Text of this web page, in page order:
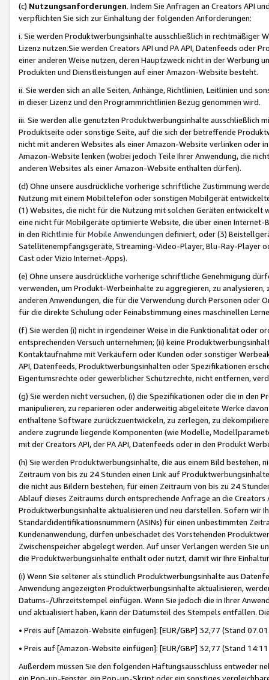
(c) Nutzungsanforderungen. Indem Sie Anfragen an Creators API
verpflichten Sie sich zur Einhaltung der folgenden Anforderungen:
i. Sie werden Produktwerbungsinhalte ausschließlich in rechtmäßiger
Lizenz nutzen.Sie werden Creators API und PA API, Datenfeeds oder
einer anderen Weise nutzen, deren Hauptzweck nicht in der Werbung
Produkten und Dienstleistungen auf einer Amazon-Website besteht.
ii. Sie werden sich an alle Seiten, Anhänge, Richtlinien, Leitlinien und
in dieser Lizenz und den Programmrichtlinien Bezug genommen wird.
iii. Sie werden alle genutzten Produktwerbungsinhalte ausschließlich
Produktseite oder sonstige Seite, auf die sich der betreffende
nicht mit anderen Websites als einer Amazon-Website verlinken oder
Amazon-Website lenken (wobei jedoch Teile Ihrer Anwendung, die
anderen Websites als einer Amazon-Website enthalten dürfen).
(d) Ohne unsere ausdrückliche vorherige schriftliche Zustimmung
Nutzung mit einem Mobiltelefon oder sonstigen Mobilgerät
(1) Websites, die nicht für die Nutzung mit solchen Geräten
eine nicht für Mobilgeräte optimierte Website, die über einen
in den Richtlinie für Mobile Anwendungen definiert, oder (3)
Satellitenempfangsgeräte, Streaming-Video-Player, Blu-Ray-Player
Cast oder Vizio Internet-Apps).
(e) Ohne unsere ausdrückliche vorherige schriftliche Genehmigung
verwenden, um Produkt-Werbeinhalte zu aggregieren, zu
anderen Anwendungen, die für die Verwendung durch Personen
für die direkte Schulung oder Feinabstimmung eines maschinellen
(f) Sie werden (i) nicht in irgendeiner Weise in die Funktionalität oder
entsprechenden Versuch unternehmen; (ii) keine
Kontaktaufnahme mit Verkäufern oder Kunden oder sonstiger
API, Datenfeeds, Produktwerbungsinhalten oder Spezifikationen
Eigentumsrechte oder gewerblicher Schutzrechte, nicht entfernen,
(g) Sie werden nicht versuchen, (i) die Spezifikationen oder die in
manipulieren, zu reparieren oder anderweitig abgeleitete Werke
enthaltene Software zurückzuentwickeln, zu zerlegen, zu
andere zugrunde liegende Komponenten (wie Modelle,
mit der Creators API, der PA API, Datenfeeds oder in den Produkt
(h) Sie werden Produktwerbungsinhalte, die aus einem Bild bestehen,
Zeitraum von bis zu 24 Stunden einen Link auf
die nicht aus Bildern bestehen, für einen Zeitraum von bis zu 24
Ablauf dieses Zeitraums durch entsprechende Anfrage an die
Produktwerbungsinhalte aktualisieren und neu darstellen. Sofern wir
Standardidentifikationsnummern (ASINs) für einen unbestimmten
Kundenanwendung, dürfen unbeschadet des Vorstehenden
Zwischenspeicher abgelegt werden. Auf unser Verlangen werden Sie
die Produktwerbungsinhalte enthält oder nutzt, damit wir Ihre
(i) Wenn Sie seltener als stündlich Produktwerbungsinhalte aus
Anwendung angezeigten Produktwerbungsinhalte aktualisieren,
Datums-/Uhrzeitstempel einfügen. Wenn Sie jedoch die in Ihrer
und aktualisiert haben, kann der Datumsteil des Stempels entfallen.
• Preis auf [Amazon-Website einfügen]: [EUR/GBP] 32,77 (Stand
• Preis auf [Amazon-Website einfügen]: [EUR/GBP] 32,77 (Stand
Außerdem müssen Sie den folgenden Haftungsausschluss entweder
ein Pop-up-Fenster, ein Pop-up-Skript oder ein sonstiges